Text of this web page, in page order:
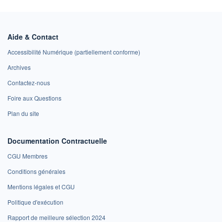
Aide & Contact
Accessibilité Numérique (partiellement conforme)
Archives
Contactez-nous
Foire aux Questions
Plan du site
Documentation Contractuelle
CGU Membres
Conditions générales
Mentions légales et CGU
Politique d'exécution
Rapport de meilleure sélection 2024